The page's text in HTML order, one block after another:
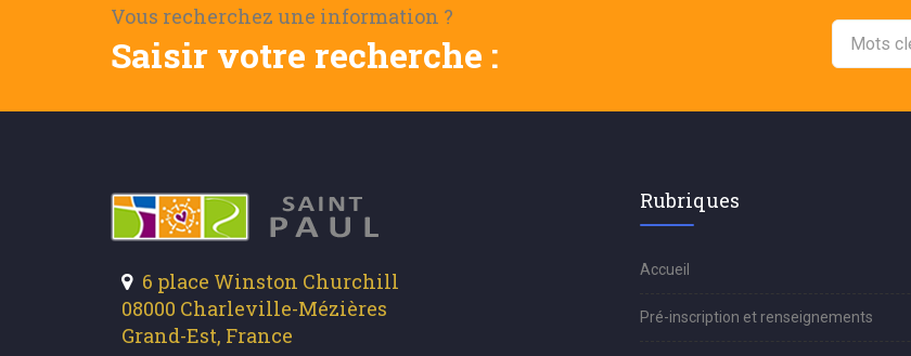
Vous recherchez une information ?
Saisir votre recherche :
6 place Winston Churchill
08000 Charleville-Mézières
Grand-Est, France
Rubriques
Accueil
Pré-inscription et renseignements